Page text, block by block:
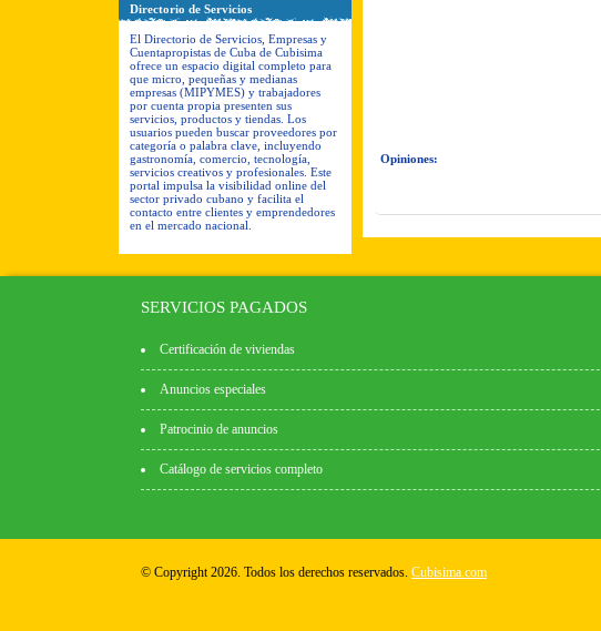
Directorio de Servicios
El Directorio de Servicios, Empresas y
Cuentapropistas de Cuba de Cubisima
ofrece un espacio digital completo para
que micro, pequeñas y medianas
empresas (MIPYMES) y trabajadores
por cuenta propia presenten sus
servicios, productos y tiendas. Los
usuarios pueden buscar proveedores por
categoría o palabra clave, incluyendo
gastronomía, comercio, tecnología,
servicios creativos y profesionales. Este
portal impulsa la visibilidad online del
sector privado cubano y facilita el
contacto entre clientes y emprendedores
en el mercado nacional.
Opiniones:
SERVICIOS PAGADOS
Certificación de viviendas
Anuncios especiales
Patrocinio de anuncios
Catálogo de servicios completo
© Copyright 2026. Todos los derechos reservados. Cubisima.com